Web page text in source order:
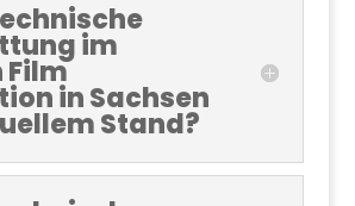
im
Film
in Sachsen
Stand?